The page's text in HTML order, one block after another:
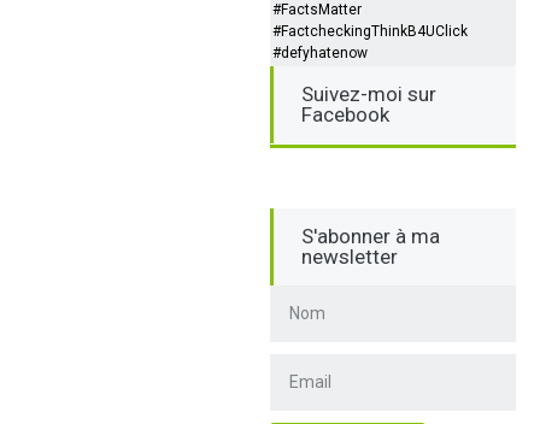
#FactsMatter
#FactcheckingThinkB4UClick
#defyhatenow
Suivez-moi sur
Facebook
S'abonner à ma
newsletter